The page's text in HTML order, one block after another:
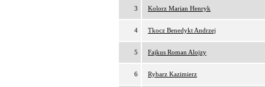
3 Kolorz Marian Henryk
4 Tkocz Benedykt Andrzej
5 Fajkus Roman Alojzy
6 Rybarz Kazimierz